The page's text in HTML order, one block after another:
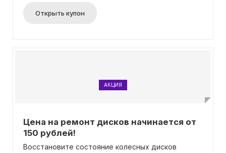
которые соответствуют вашим требованиям и
предлагают безупречное качество. Мы
Открыть купон
АКЦИЯ
Цена на ремонт дисков начинается от
150 рублей!
Восстановите состояние колесных дисков